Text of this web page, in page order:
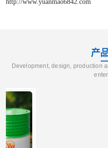
产
Development, design, production